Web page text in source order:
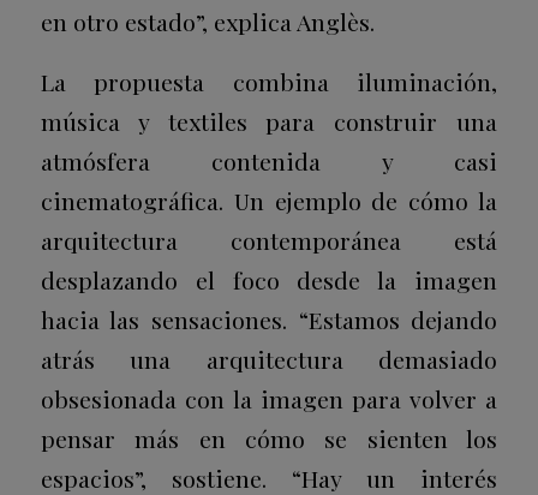
en otro estado”, explica Anglès.
La propuesta combina iluminación,
música y textiles para construir una
atmósfera contenida y casi
cinematográfica. Un ejemplo de cómo la
arquitectura contemporánea está
desplazando el foco desde la imagen
hacia las sensaciones. “Estamos dejando
atrás una arquitectura demasiado
obsesionada con la imagen para volver a
pensar más en cómo se sienten los
espacios”, sostiene. “Hay un interés